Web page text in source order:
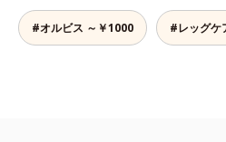
キス、タベブイアインペチギノサ樹
皮エキス*4 グリセリルグルコシド
（保湿成分）、（ジメチコン／ビニ
約し、よりシンプルなお手入れで、
ハリ・ツヤのある好印象な清潔透明
約
ハ
#オルビス ～￥1000 #レッグケ